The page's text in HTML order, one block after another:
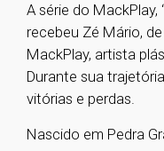
A série do MackPlay,
recebeu Zé Mário,
MackPlay, artista
Durante sua
vitórias e perdas.
Nascido em Pedra